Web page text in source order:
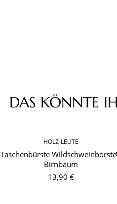
DAS KÖNNTE
HOLZ-LEUTE
Taschenbürste
Birnbaum
13,90 €